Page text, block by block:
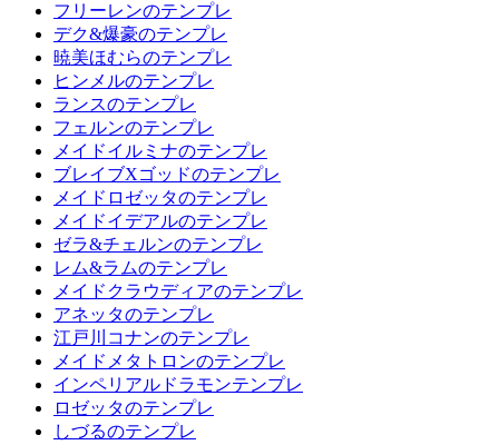
フリーレンのテンプレ
デク&爆豪のテンプレ
暁美ほむらのテンプレ
ヒンメルのテンプレ
ランスのテンプレ
フェルンのテンプレ
メイドイルミナのテンプレ
ブレイブXゴッドのテンプレ
メイドロゼッタのテンプレ
メイドイデアルのテンプレ
ゼラ&チェルンのテンプレ
レム&ラムのテンプレ
メイドクラウディアのテンプレ
アネッタのテンプレ
江戸川コナンのテンプレ
メイドメタトロンのテンプレ
インペリアルドラモンテンプレ
ロゼッタのテンプレ
しづるのテンプレ